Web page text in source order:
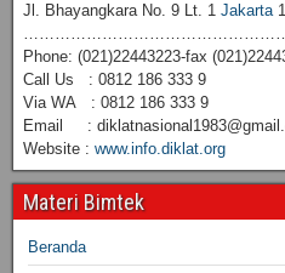
Jl. Bhayangkara No. 9 Lt. 1 Jakarta
Phone: (021)22443223-fax
Call Us : 0812 186 333 9
Via WA : 0812 186 333 9
Email :
Website : www.info.diklat.org
Materi Bimtek
Beranda